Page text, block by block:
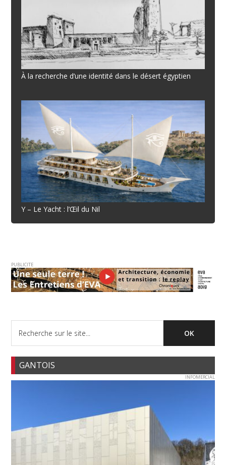
À la recherche d’une identité dans le désert égyptien
Y – Le Yacht : l’Œil du Nil
PUBLICITE
GANTOIS
INFOMERCIAL